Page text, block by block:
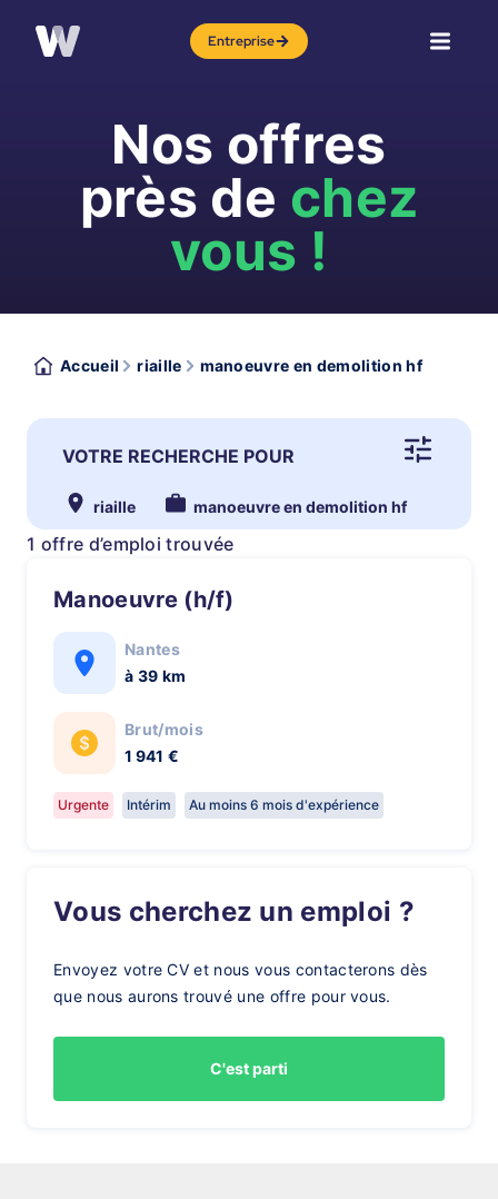
Entreprise
Nos offres
près de chez
vous !
Accueil riaille manoeuvre en demolition hf
VOTRE RECHERCHE POUR
riaille manoeuvre en demolition hf
1 offre d’emploi trouvée
Manoeuvre (h/f)
Nantes
à 39 km
Brut/mois
1 941 €
Urgente Intérim Au moins 6 mois d'expérience
Vous cherchez un emploi ?
Envoyez votre CV et nous vous contacterons dès
que nous aurons trouvé une offre pour vous.
C'est parti